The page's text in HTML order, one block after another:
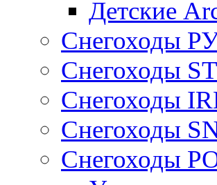
Детские
Снегоходы
Снегоходы
Снегоходы
Снегоходы
Снегоходы